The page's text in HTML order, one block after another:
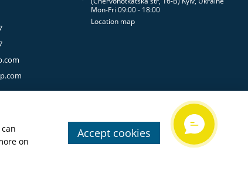
Mon-Fri 09:00 - 18:00
Location map
on
Accept cookies